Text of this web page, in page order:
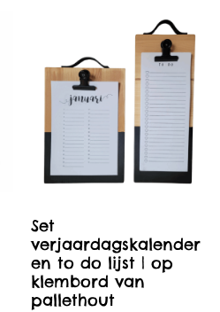
Set
verjaardagskalender
en to do lijst | op
klembord van
pallethout